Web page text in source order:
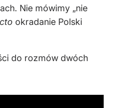
Nie mówimy „nie
okradanie Polski
do rozmów dwóch